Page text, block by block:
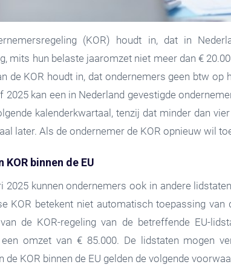
(KOR) houdt in, dat in
mits hun belaste jaaromzet niet meer dan €
de KOR houdt in, dat ondernemers geen btw
2025 kan een in Nederland gevestigde
kalenderkwartaal, tenzij dat minder dan
later. Als de ondernemer de KOR opnieuw wil
binnen de EU
2025 kunnen ondernemers ook in andere
KOR betekent niet automatisch toepassing
de KOR-regeling van de betreffende EU-
omzet van € 85.000. De lidstaten mogen
de KOR binnen de EU gelden de volgende